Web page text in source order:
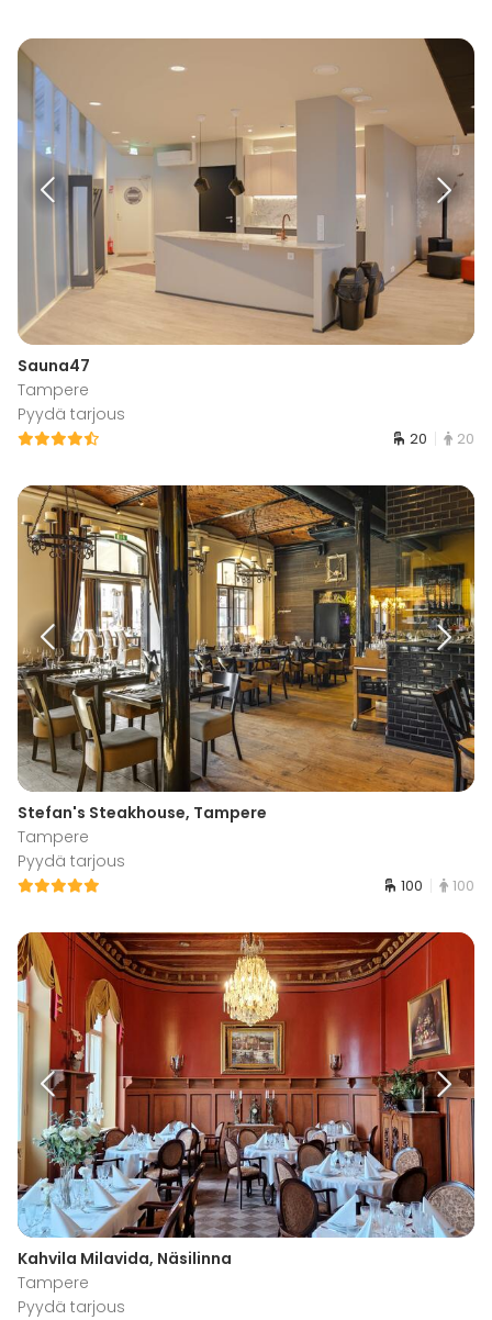
Sauna47
Tampere
Pyydä tarjous
20 20
Stefan's Steakhouse, Tampere
Tampere
Pyydä tarjous
100 100
Kahvila Milavida, Näsilinna
Tampere
Pyydä tarjous